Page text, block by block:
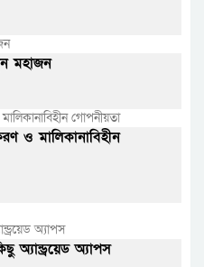
মহাজন
ও মালিকানাবিহীন
অ্যান্ড্রয়েড অ্যাপস